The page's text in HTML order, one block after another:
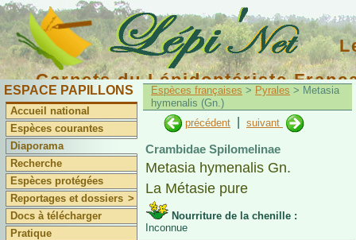
Carnets du Lépidoptériste
ESPACE PAPILLONS
Accueil national
Espèces courantes
Diaporama
Recherche
Espèces protégées
Reportages et dossiers >
Docs à télécharger
Pratique
Espèces françaises > Pyrales > Metasia
hymenalis (Gn.)
précédent
suivant
Crambidae Spilomelinae
Metasia hymenalis Gn.
La Métasie pure
Nourriture de la chenille :
Inconnue